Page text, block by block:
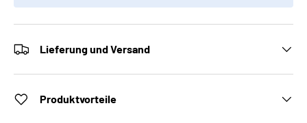
Lieferung und Versand
Produktvorteile